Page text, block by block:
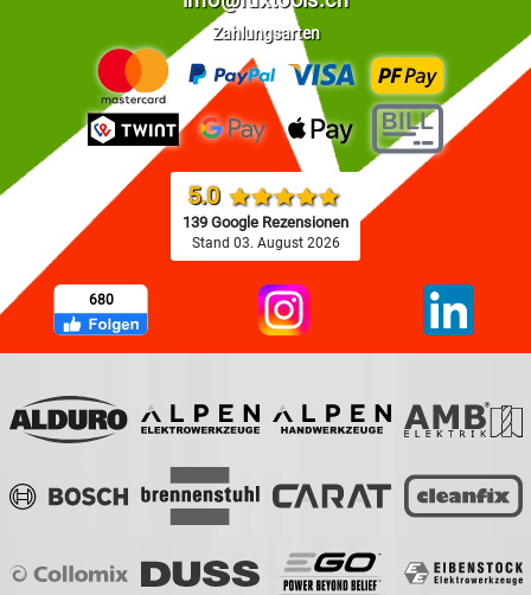
Zahlungsarten
5.0
139 Google Rezensionen
Stand 03. August 2026
680